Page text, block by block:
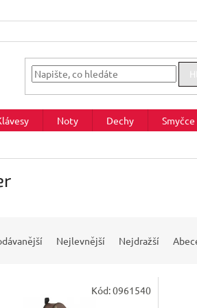
Noty Dechy Smyčce
Nejlevnější Nejdražší
Kód:0961540